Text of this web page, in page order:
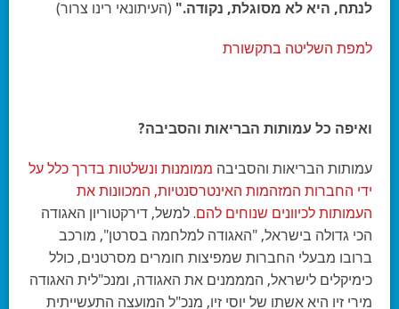
לנתח, היא לא מסוגלת, נקודה." (העיתונאי רינו צרור)
למפת השליטה בתקשורת
ואיפה כל עמותות הבריאות והסביבה?
עמותות הבריאות והסביבה ממומנות ונשלטות בדרך כלל על
ידי החברות המזהמות האינטרסנטיות, המכוונות את
העמותות לכיוונים שנוחים להם. למשל, דירקטוריון האגודה
הכי גדולה בישראל, "האגודה למלחמה בסרטן", מורכב
ברובו מבעלי החברות שמפיצות חומרים מסרטנים, כולל
כימיקלים לישראל, המממנים את האגודה, ומנכ"לית האגודה
מירי זיו היא אשתו של יוסי זיו, מנכ"ל המועצה התעשייתית